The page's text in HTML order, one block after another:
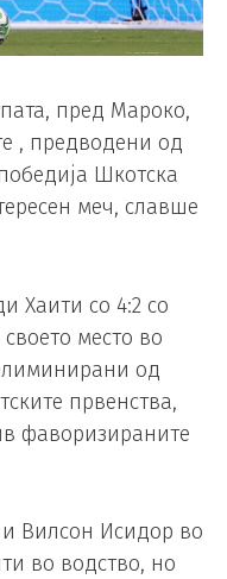
пред Мароко,
, предводени од
Шкотска
меч, славше
Хаити со 4:2 со
место во
од
првенства,
фаворизираните
Вилсон Исидор во
во водство, но